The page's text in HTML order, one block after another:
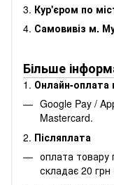
3. Кур'єром по
4. Самовивіз м.
Більше
1. Онлайн-оплата
Google Pay /
Mastercard.
2. Післяплата
оплата товару
складає 20